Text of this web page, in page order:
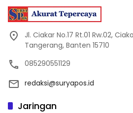
Jl. Ciakar No.17 Rt.01 Rw.02,
Tangerang, Banten 15710
085290551129
redaksi@suryapos.id
Jaringan